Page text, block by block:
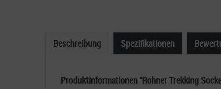
Beschreibung Spezifikationen
Produktinformationen "Rohner Trekking